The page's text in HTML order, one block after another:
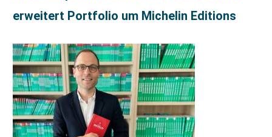
erweitert Portfolio um Michelin Editions